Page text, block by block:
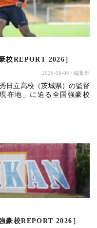
校REPORT 2026］
2026-08-04 / 編集部
日立高校（茨城県）の監督
在地」に迫る全国強豪校
豪校REPORT 2026］